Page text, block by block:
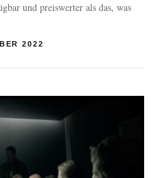
und preiswerter als das, was
2022